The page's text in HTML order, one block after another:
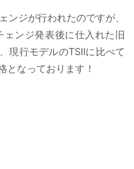
ジが行われたのですが、
ェンジ発表後に仕入れた旧
現行モデルのTSⅡに比べて
となっております！